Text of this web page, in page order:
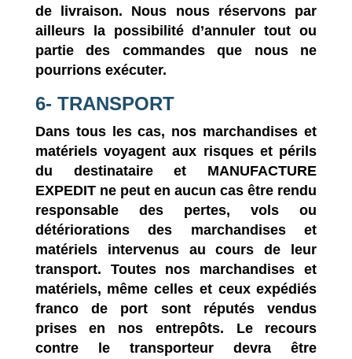
de livraison. Nous nous réservons par
ailleurs la possibilité d’annuler tout ou
partie des commandes que nous ne
pourrions exécuter.
6- TRANSPORT
Dans tous les cas, nos marchandises et
matériels voyagent aux risques et périls
du destinataire et MANUFACTURE
EXPEDIT ne peut en aucun cas être rendu
responsable des pertes, vols ou
détériorations des marchandises et
matériels intervenus au cours de leur
transport. Toutes nos marchandises et
matériels, même celles et ceux expédiés
franco de port sont réputés vendus
prises en nos entrepôts. Le recours
contre le transporteur devra être